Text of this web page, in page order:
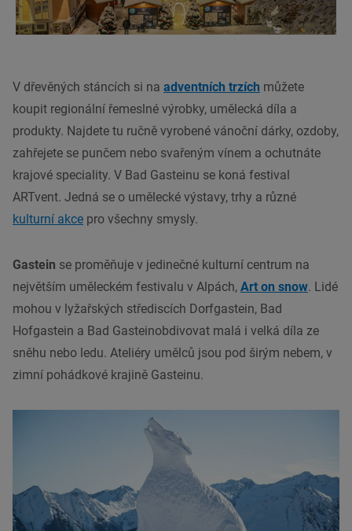
V dřevěných stáncích si na adventních trzích můžete
koupit regionální řemeslné výrobky, umělecká díla a
produkty. Najdete tu ručně vyrobené vánoční dárky, ozdoby,
zahřejete se punčem nebo svařeným vínem a ochutnáte
krajové speciality. V Bad Gasteinu se koná festival
ARTvent. Jedná se o umělecké výstavy, trhy a různé
kulturní akce pro všechny smysly.
Gastein se proměňuje v jedinečné kulturní centrum na
největším uměleckém festivalu v Alpách, Art on snow. Lidé
mohou v lyžařských střediscích Dorfgastein, Bad
Hofgastein a Bad Gasteinobdivovat malá i velká díla ze
sněhu nebo ledu. Ateliéry umělců jsou pod širým nebem, v
zimní pohádkové krajině Gasteinu.